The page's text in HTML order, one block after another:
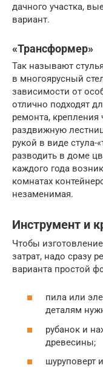
дачного участка,
вариант.
«Трансформер»
Так называют
в многоярусный
зависимости от
отлично подходят
ремонта, крепления
раздвижную
рукой в виде стула-
разводить в доме
каждого года
комнатах
незаменимая.
Инструмент и
Чтобы
затрат, надо сразу
варианта простой
пила или
деталям
рубанок и
древесины;
шуруповерт